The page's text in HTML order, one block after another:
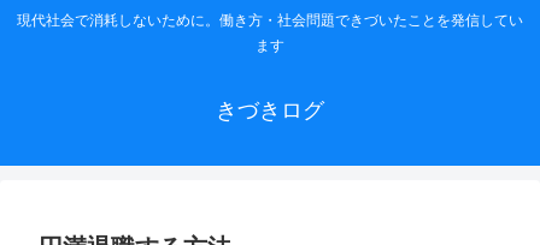
現代社会で消耗しないために。働き方・社会問題できづいたことを発信してい
ます
きづきログ